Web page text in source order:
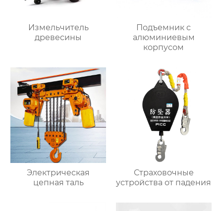
Измельчитель
древесины
Подъемник с
алюминиевым
корпусом
Электрическая
цепная таль
Страховочные
устройства от падения